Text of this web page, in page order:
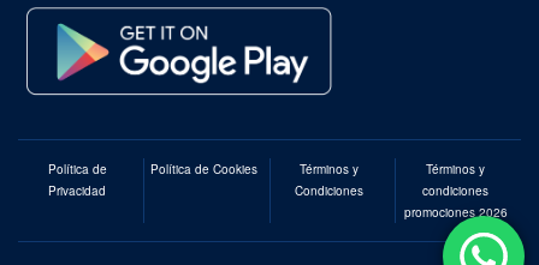
Política de
Privacidad
Política de Cookies
Términos y
Condiciones
Términos y
condiciones
promociones 2026